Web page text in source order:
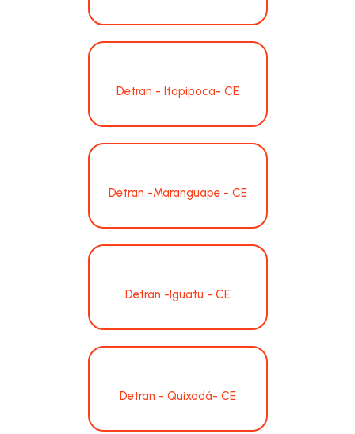
Detran - Itapipoca- CE
Detran -Maranguape - CE
Detran -Iguatu - CE
Detran - Quixadá- CE